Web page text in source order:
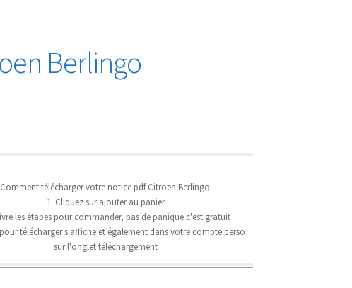
Berlingo
Comment télécharger votre notice pdf Citroen Berlingo:
1: Cliquez sur ajouter au panier
les étapes pour commander, pas de panique c'est gratuit
télécharger s'affiche et également dans votre compte perso
sur l'onglet téléchargement